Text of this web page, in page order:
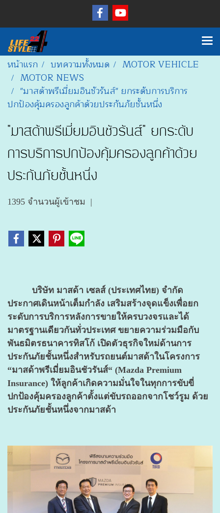
หน้าแรก บทความทั้งหมด
MOTOR VEHICLE
MOTOR NEWS
"มาสด้าพรีเมี่ยมอินชัวรันส์" ยกระดับการบริการ
ปกป้องคุ้มครองลูกค้าด้วยประกันภัยชั้นหนึ่ง
"มาสด้าพรีเมี่ยมอินชัวรันส์" ยกระดับ
การบริการปกป้องคุ้มครองลูกค้าด้วย
ประกันภัยชั้นหนึ่ง
1395 จำนวนผู้เข้าชม |
บริษัท มาสด้า เซลส์ (ประเทศไทย) จำกัด
ประกาศเดินหน้าเต็มกำลัง เสริมสร้างจุดแข็งเพื่อยก
ระดับการบริการหลังการขายให้ครบวงจรและได้
มาตรฐานเดียวกันทั่วประเทศ ขยายความร่วมมือกับ
พันธมิตรธนาคารทิสโก้ เปิดตัวธุรกิจใหม่ด้านการ
ประกันภัยชั้นหนึ่งสำหรับรถยนต์มาสด้าในโครงการ
“มาสด้าพรีเมี่ยมอินชัวรันส์“ (Mazda Premium
Insurance) ให้ลูกค้าเกิดความมั่นใจในทุกการขับขี่
ปกป้องคุ้มครองลูกค้าตั้งแต่ขับรถออกจากโชว์รูม ด้วย
ประกันภัยชั้นหนึ่งจากมาสด้า